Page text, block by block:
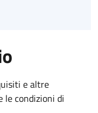
e altre
condizioni di